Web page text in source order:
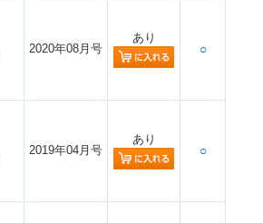
2020年08月号
あり
○
2019年04月号
あり
○